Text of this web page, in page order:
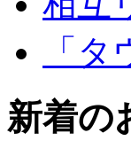
「
新着の